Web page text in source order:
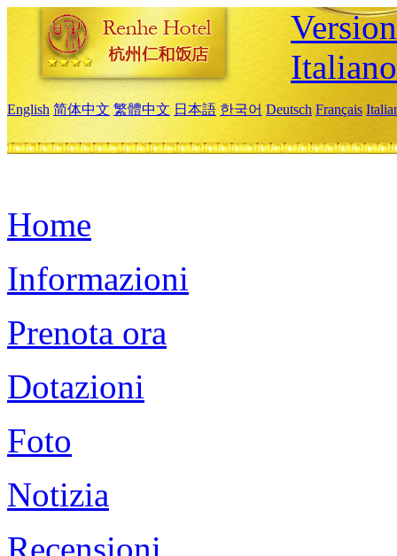
Italiano
English 简体中文 繁體中文 日本語 한국어 Deutsch Français
Home
Informazioni
Prenota ora
Dotazioni
Foto
Notizia